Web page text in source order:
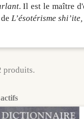
. Il est le maître
L’ésotérisme
produits.